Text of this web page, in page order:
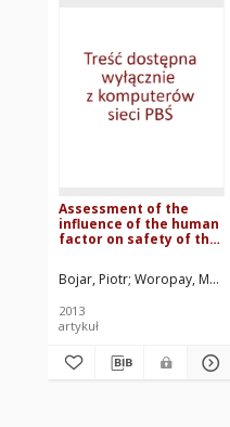
Assessment of the
influence of the human
factor on safety of the
Bojar, Piotr Woropay, Maciej
2013
artykuł